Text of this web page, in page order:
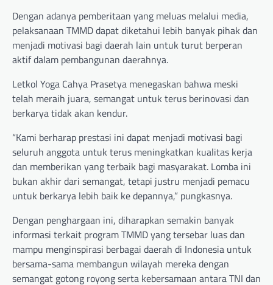
Dengan adanya pemberitaan yang meluas melalui media,
pelaksanaan TMMD dapat diketahui lebih banyak pihak dan
menjadi motivasi bagi daerah lain untuk turut berperan
aktif dalam pembangunan daerahnya.
Letkol Yoga Cahya Prasetya menegaskan bahwa meski
telah meraih juara, semangat untuk terus berinovasi dan
berkarya tidak akan kendur.
“Kami berharap prestasi ini dapat menjadi motivasi bagi
seluruh anggota untuk terus meningkatkan kualitas kerja
dan memberikan yang terbaik bagi masyarakat. Lomba ini
bukan akhir dari semangat, tetapi justru menjadi pemacu
untuk berkarya lebih baik ke depannya,” pungkasnya.
Dengan penghargaan ini, diharapkan semakin banyak
informasi terkait program TMMD yang tersebar luas dan
mampu menginspirasi berbagai daerah di Indonesia untuk
bersama-sama membangun wilayah mereka dengan
semangat gotong royong serta kebersamaan antara TNI dan